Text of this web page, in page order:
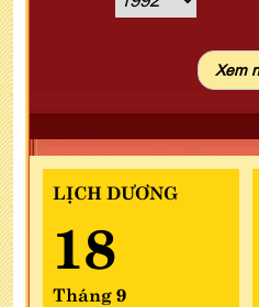
LỊCH DƯƠNG
18
Tháng 9